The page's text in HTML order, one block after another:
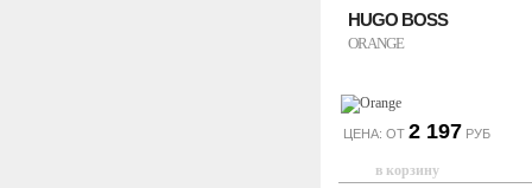
HUGO BOSS
ORANGE
ЦЕНА: ОТ 2 197 РУБ